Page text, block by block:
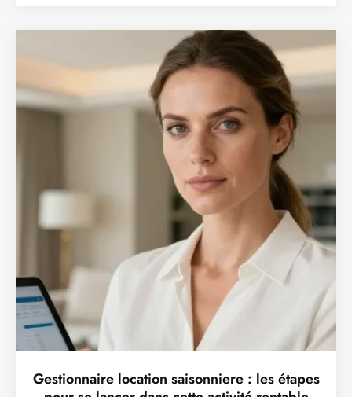
Gestionnaire location saisonniere : les étapes